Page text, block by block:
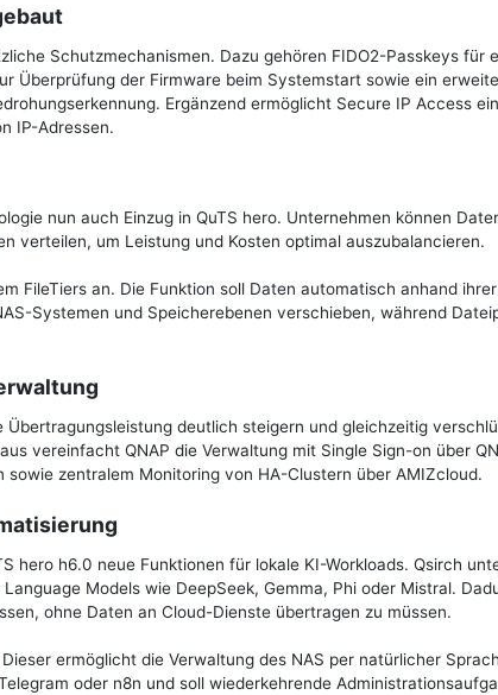
Schutzmechanismen. Dazu gehören FIDO2-Passkeys für
Überprüfung der Firmware beim Systemstart sowie ein
Ergänzend ermöglicht Secure IP Access
IP-Adressen.
nun auch Einzug in QuTS hero. Unternehmen können
verteilen, um Leistung und Kosten optimal auszubalancieren.
FileTiers an. Die Funktion soll Daten automatisch anhand ihrer
Systemen und Speicherebenen verschieben, während
Übertragungsleistung deutlich steigern und gleichzeitig
vereinfacht QNAP die Verwaltung mit Single Sign-on über
zentralem Monitoring von HA-Clustern über AMIZcloud.
hero h6.0 neue Funktionen für lokale KI-Workloads. Qsirch
Models wie DeepSeek, Gemma, Phi oder Mistral.
ohne Daten an Cloud-Dienste übertragen zu müssen.
ermöglicht die Verwaltung des NAS per natürlicher
oder n8n und soll wiederkehrende